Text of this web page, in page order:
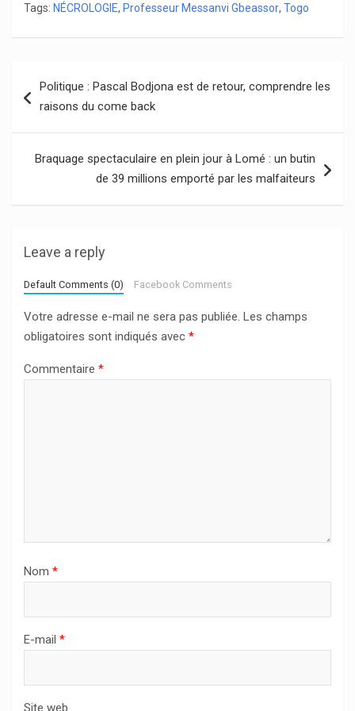
Tags: NÉCROLOGIE, Professeur Messanvi Gbeassor, Togo
de
Politique : Pascal Bodjona est de retour, comprendre les
raisons du come back
Braquage spectaculaire en plein jour à Lomé : un butin
de 39 millions emporté par les malfaiteurs
Leave a reply
Default Comments (0) Facebook Comments
Votre adresse e-mail ne sera pas publiée. Les champs
obligatoires sont indiqués avec *
Commentaire *
Nom *
E-mail *
Site web